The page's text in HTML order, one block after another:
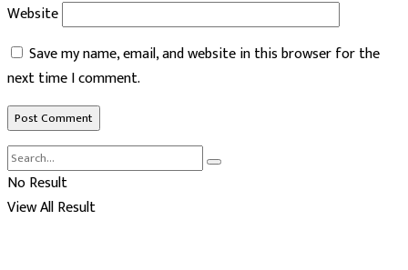
Website
Save my name, email, and website in this browser for the
next time I comment.
No Result
View All Result